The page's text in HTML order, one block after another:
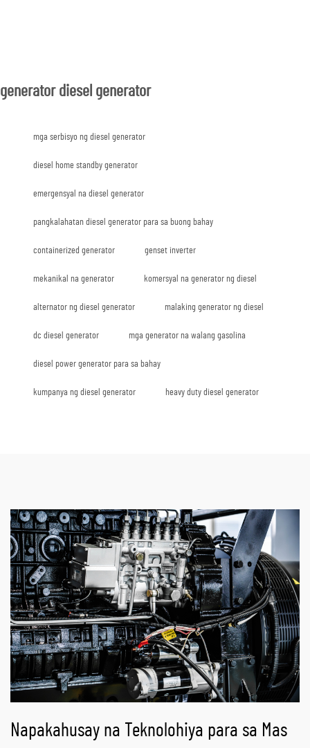
generator diesel generator
mga serbisyo ng diesel generator
diesel home standby generator
emergensyal na diesel generator
pangkalahatan diesel generator para sa buong bahay
containerized generator genset inverter
mekanikal na generator komersyal na generator ng diesel
alternator ng diesel generator malaking generator ng diesel
dc diesel generator mga generator na walang gasolina
diesel power generator para sa bahay
kumpanya ng diesel generator heavy duty diesel generator
Napakahusay na Teknolohiya para sa Mas